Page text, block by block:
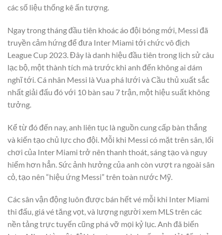
các số liệu thống kê ấn tượng.
Ngay trong tháng đầu tiên khoác áo đội bóng mới, Messi đã
truyền cảm hứng để đưa Inter Miami tới chức vô địch
League Cup 2023. Đây là danh hiệu đầu tiên trong lịch sử câu
lạc bộ, một thành tích mà trước khi anh đến không ai dám
nghĩ tới. Cá nhân Messi là Vua phá lưới và Cầu thủ xuất sắc
nhất giải đấu đó với 10 bàn sau 7 trận, một hiệu suất không
tưởng.
Kể từ đó đến nay, anh liên tục là nguồn cung cấp bàn thắng
và kiến tạo chủ lực cho đội. Mỗi khi Messi có mặt trên sân, lối
chơi của Inter Miami trở nên thanh thoát, sáng tạo và nguy
hiểm hơn hẳn. Sức ảnh hưởng của anh còn vượt ra ngoài sân
cỏ, tạo nên “hiệu ứng Messi” trên toàn nước Mỹ.
Các sân vận động luôn được bán hết vé mỗi khi Inter Miami
thi đấu, giá vé tăng vọt, và lượng người xem MLS trên các
nền tảng trực tuyến cũng phá vỡ mọi kỷ lục. Anh đã biến